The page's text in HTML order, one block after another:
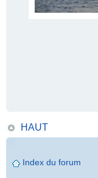
HAUT
Index du forum